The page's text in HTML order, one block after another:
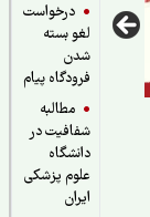
درخواست
لغو بسته
فرودگاه پیام
مطالبه
شفافیت در
دانشگاه
علوم پزشکی